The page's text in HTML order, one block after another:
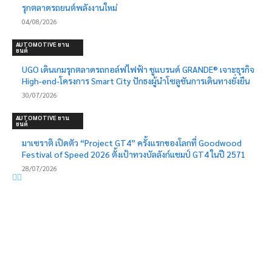
รุกตลาดรถยนต์พลังงานใหม่
04/08/2026
AUTOMOTIVE ยาน
ยนต์
UGO เดินเกมรุกตลาดรถกอล์ฟไฟฟ้า ชูแบรนด์ GRANDE® เจาะธุรกิจ
High-end-โครงการ Smart City ปักธงผู้นำโซลูชันการเดินทางยั่งยืน
30/07/2026
AUTOMOTIVE ยาน
ยนต์
มาเซราติ เปิดตัว “Project GT4” ครั้งแรกของโลกที่ Goodwood
Festival of Speed 2026 ตั้งเป้าทวงบัลลังก์แชมป์ GT4 ในปี 2571
28/07/2026